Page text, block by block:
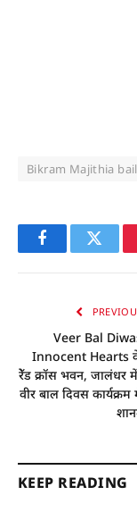
Bikram Majithia
Facebook
Veer Bal
Innocent Hearts के
रेॅड क्रॉस भवन, जालंधर
वीर बाल दिवस कार्यक्रम
KEEP READING